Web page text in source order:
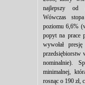
najlepszy od
Wówczas
poziomu 6,6%
popyt na prace
wywołał
przedsiębiorstw
nominalnie).
minimalnej,
rosnąc o 190 zł,